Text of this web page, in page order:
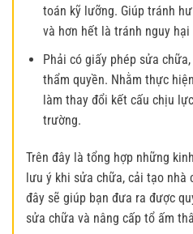
toán kỹ lưỡng. Giúp tránh
và hơn hết là tránh nguy
Phải có giấy phép sửa
thẩm quyền. Nhằm thực
làm thay đổi kết cấu chịu
trường.
Trên đây là tổng hợp những
lưu ý khi sửa chữa, cải tạo nhà
đây sẽ giúp bạn đưa ra được
sửa chữa và nâng cấp tổ ấm